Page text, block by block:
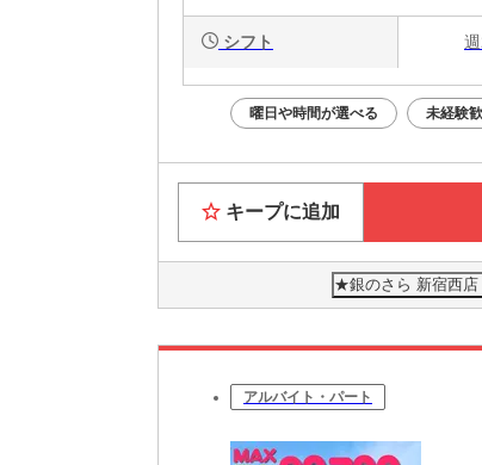
シフト
曜日や時間が選べる 未経験
キープに追加
★銀のさら 新宿西店
アルバイト・パート